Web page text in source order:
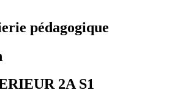
pédagogique
2A S1